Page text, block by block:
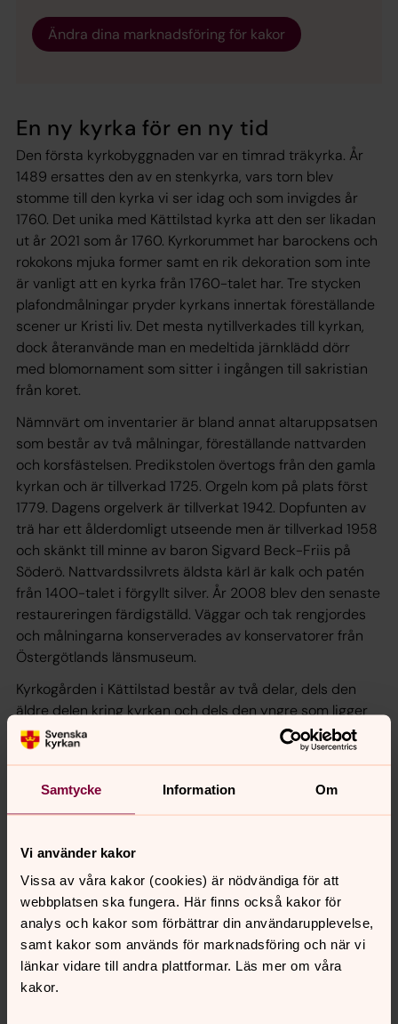
Samtycke Information Om
Vi använder kakor
Vissa av våra kakor (cookies) är nödvändiga för att
webbplatsen ska fungera. Här finns också kakor för
analys och kakor som förbättrar din användarupplevelse,
samt kakor som används för marknadsföring och när vi
länkar vidare till andra plattformar. Läs mer om våra
kakor.
Ändra dina marknadsföring för kakor
En ny kyrka för en ny tid
Den första kyrkobyggnaden var en timrad träkyrka. År
1489 ersattes den av en stenkyrka, vars torn blev
stomme till den kyrka vi ser idag och som invigdes år
1760. Det unika med Kättilstad kyrka att den ser likadan
ut år 2021 som år 1760. Kyrkorummet har barockens och
rokokons mjuka former samt en rik dekoration som inte
är vanligt att en kyrka från 1760-talet har. Tre stycken
plafondmålningar pryder kyrkans innertak föreställande
scener ur Kristi liv. Det mesta nytillverkades till kyrkan,
dock återanvände man en medeltida järnklädd dörr
med blomornament som sitter i ingången till sakristian
från koret.
Nämnvärt om inventarier är bland annat altaruppsatsen
som består av två målningar, föreställande nattvarden
och korsfästelsen. Predikstolen övertogs från den gamla
kyrkan och är tillverkad 1725. Orgeln kom på plats först
1779. Dagens orgelverk är tillverkat 1942. Dopfunten av
trä har ett ålderdomligt utseende men är tillverkad 1958
och skänkt till minne av baron Sigvard Beck-Friis på
Söderö. Nattvardssilvrets äldsta kärl är kalk och patén
från 1400-talet i förgyllt silver. År 2008 blev den senaste
restaureringen färdigställd. Väggar och tak rengjordes
och målningarna konserverades av konservatorer från
Östergötlands länsmuseum.
Kyrkogården i Kättilstad består av två delar, dels den
äldre delen kring kyrkan och dels den yngre som ligger
norr om kyrkan, nedanför åsen. Gravvårdarna på
kyrkogården berättar mycket om socknens historia, inte
kyrkoherde i Kättilstads församling 1827–1849.